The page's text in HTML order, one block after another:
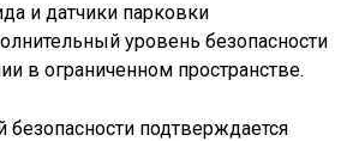
и датчики парковки
уровень безопасности
в ограниченном пространстве.
безопасности подтверждается